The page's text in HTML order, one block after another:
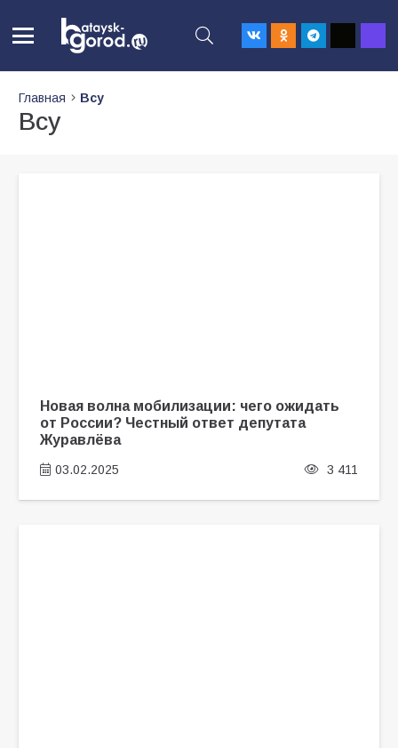
Главная Всу
Всу
Новая волна мобилизации: чего ожидать
от России? Честный ответ депутата
Журавлёва
03.02.2025 3 411